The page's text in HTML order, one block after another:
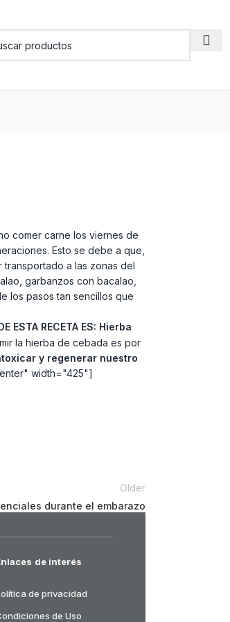
comer carne los viernes de
Esto se debe a que,
a las zonas del
garbanzos con bacalao,
los pasos tan sencillos que
ESTA RECETA ES: Hierba
la hierba de cebada es por
y regenerar nuestro
width="425"]
Older
durante el embarazo
de interés
de privacidad
de Uso